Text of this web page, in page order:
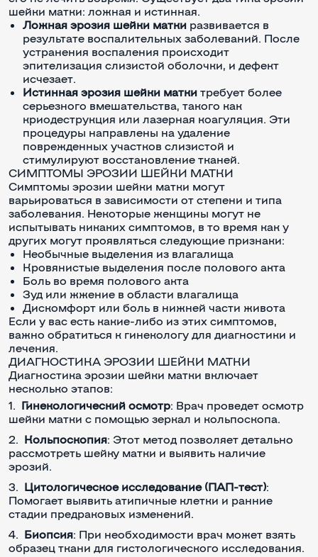
шейки матки: ложная и истинная.
Ложная эрозия шейки матки развивается в
результате воспалительных заболеваний. После
устранения воспаления происходит
эпителизация слизистой оболочки, и дефект
исчезает.
Истинная эрозия шейки матки требует более
серьезного вмешательства, такого как
криодеструкция или лазерная коагуляция. Эти
процедуры направлены на удаление
поврежденных участков слизистой и
стимулируют восстановление тканей.
СИМПТОМЫ ЭРОЗИИ ШЕЙКИ МАТКИ
Симптомы эрозии шейки матки могут
варьироваться в зависимости от степени и типа
заболевания. Некоторые женщины могут не
испытывать никаких симптомов, в то время как у
других могут проявляться следующие признаки:
Необычные выделения из влагалища
Кровянистые выделения после полового акта
Боль во время полового акта
Зуд или жжение в области влагалища
Дискомфорт или боль в нижней части живота
Если у вас есть какие-либо из этих симптомов,
важно обратиться к гинекологу для диагностики и
лечения.
ДИАГНОСТИКА ЭРОЗИИ ШЕЙКИ МАТКИ
Диагностика эрозии шейки матки включает
несколько этапов:
Гинекологический осмотр: Врач проведет осмотр
шейки матки с помощью зеркал и кольпоскопа.
Кольпоскопия: Этот метод позволяет детально
рассмотреть шейку матки и выявить наличие
эрозий.
Цитологическое исследование (ПАП-тест):
Помогает выявить атипичные клетки и ранние
стадии предраковых изменений.
Биопсия: При необходимости врач может взять
образец ткани для гистологического исследования.